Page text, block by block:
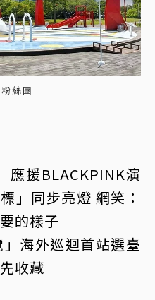
絲團
應援BLACKPINK演
」同步亮燈 網笑：
的樣子
海外巡迴首站選臺
收藏